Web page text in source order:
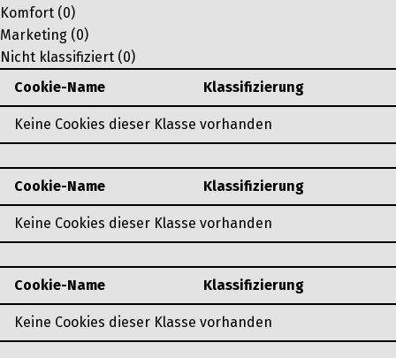
Komfort (0)
Marketing (0)
Nicht klassifiziert (0)
Cookie-Name
Klassifizierung
Keine Cookies dieser Klasse vorhanden
Cookie-Name Klassifizierung
Keine Cookies dieser Klasse vorhanden
Cookie-Name Klassifizierung
Keine Cookies dieser Klasse vorhanden